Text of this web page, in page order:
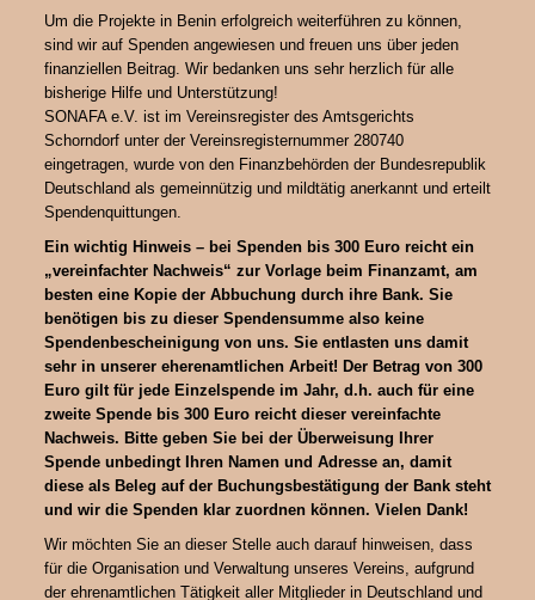
Um die Projekte in Benin erfolgreich weiterführen zu können,
sind wir auf Spenden angewiesen und freuen uns über jeden
finanziellen Beitrag. Wir bedanken uns sehr herzlich für alle
bisherige Hilfe und Unterstützung!
SONAFA e.V. ist im Vereinsregister des Amtsgerichts
Schorndorf unter der Vereinsregisternummer 280740
eingetragen, wurde von den Finanzbehörden der Bundesrepublik
Deutschland als gemeinnützig und mildtätig anerkannt und erteilt
Spendenquittungen.
Ein wichtig Hinweis – bei Spenden bis 300 Euro reicht ein
„vereinfachter Nachweis“ zur Vorlage beim Finanzamt, am
besten eine Kopie der Abbuchung durch ihre Bank. Sie
benötigen bis zu dieser Spendensumme also keine
Spendenbescheinigung von uns. Sie entlasten uns damit
sehr in unserer eherenamtlichen Arbeit! Der Betrag von 300
Euro gilt für jede Einzelspende im Jahr, d.h. auch für eine
zweite Spende bis 300 Euro reicht dieser vereinfachte
Nachweis. Bitte geben Sie bei der Überweisung Ihrer
Spende unbedingt Ihren Namen und Adresse an, damit
diese als Beleg auf der Buchungsbestätigung der Bank steht
und wir die Spenden klar zuordnen können. Vielen Dank!
Wir möchten Sie an dieser Stelle auch darauf hinweisen, dass
für die Organisation und Verwaltung unseres Vereins, aufgrund
der ehrenamtlichen Tätigkeit aller Mitglieder in Deutschland und